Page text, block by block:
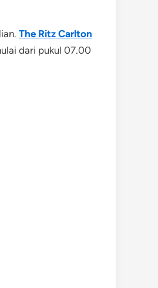
The Ritz Carlton
dari pukul 07.00